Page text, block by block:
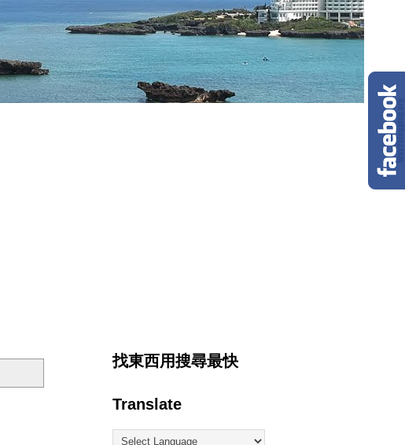
找東西用搜尋最快
Translate